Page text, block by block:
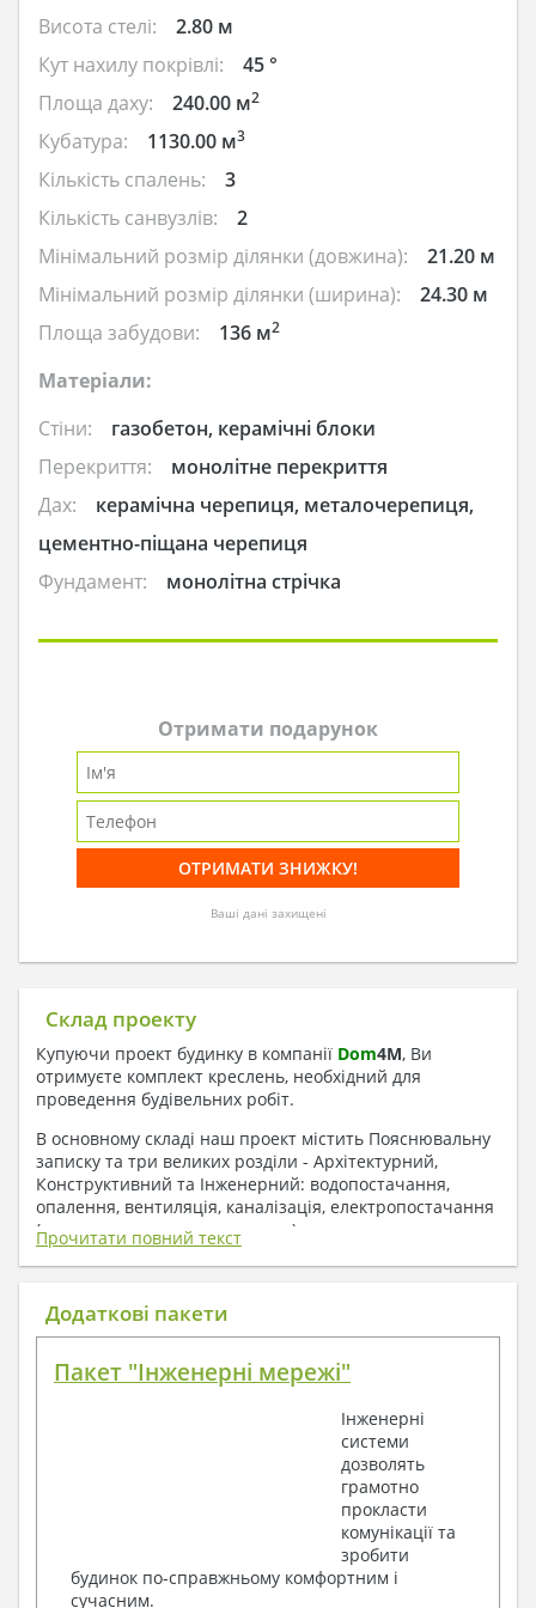
Висота стелі:
2.80 м
Кут нахилу покрівлі:
45 °
Площа даху:
240.00 м2
Кубатура: 1130.00 м3
Кількість спалень:
3
Кількість санвузлів:
2
Мінімальний розмір ділянки (довжина):
21.20 м
Мінімальний розмір ділянки (ширина):
24.30 м
Площа забудови:
136 м2
Матеріали:
Стіни:
газобетон, керамічні блоки
Перекриття:
монолітне перекриття
Дах:
керамічна черепиця, металочерепиця,
цементно-піщана черепиця
Фундамент:
монолітна стрічка
Отримати подарунок
Ваші дані захищені
Склад проекту
Купуючи проект будинку в компанії Dom4M, Ви
отримуєте комплект креслень, необхідний для
проведення будівельних робіт.
В основному складі наш проект містить Пояснювальну
записку та три великих розділи - Архітектурний,
Конструктивний та Інженерний: водопостачання,
опалення, вентиляція, каналізація, електропостачання
( купується за додаткову плату ).
1. До складу Архітектурного розділу
входять:
План покрівлі
Фасади з даними зовнішніх оздоблень
Елементи прорізів – специфікація
Дані перемичок – перетин та специфікація
Обсяги основних будівельних матеріалів
Архітектурні вузли в конструкціях
2. До складу Конструктивного розділу
Прочитати повний текст
Додаткові пакети
Пакет "Інженерні мережі"
Інженерні
системи
дозволять
грамотно
прокласти
комунікації та
зробити
будинок по-справжньому комфортним і
сучасним.